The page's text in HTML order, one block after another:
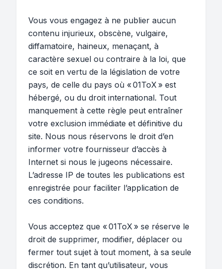
Vous vous engagez à ne publier aucun
contenu injurieux, obscène, vulgaire,
diffamatoire, haineux, menaçant, à
caractère sexuel ou contraire à la loi, que
ce soit en vertu de la législation de votre
pays, de celle du pays où « 01ToX » est
hébergé, ou du droit international. Tout
manquement à cette règle peut entraîner
votre exclusion immédiate et définitive du
site. Nous nous réservons le droit d’en
informer votre fournisseur d’accès à
Internet si nous le jugeons nécessaire.
L’adresse IP de toutes les publications est
enregistrée pour faciliter l’application de
ces conditions.
Vous acceptez que « 01ToX » se réserve le
droit de supprimer, modifier, déplacer ou
fermer tout sujet à tout moment, à sa seule
discrétion. En tant qu’utilisateur, vous